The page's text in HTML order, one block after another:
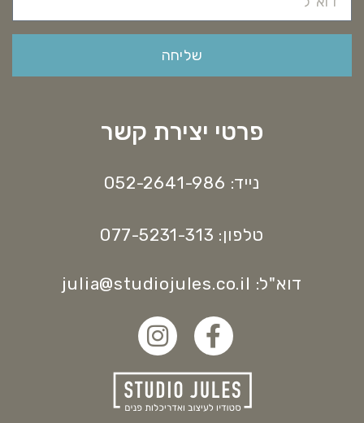
שליחה
פרטי יצירת קשר
נייד: 052-2641-986
טלפון: 077-5231-313
דוא"ל: julia@studiojules.co.il